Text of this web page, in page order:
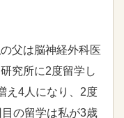
父は脳神経外科医
究所に2度留学し
え4人になり、2度
の留学は私が3歳